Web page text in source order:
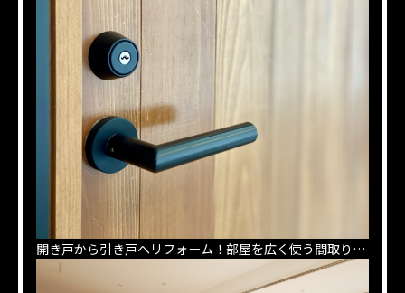
開き戸から引き戸へリフォーム！部屋を広く使う間取りのコツ